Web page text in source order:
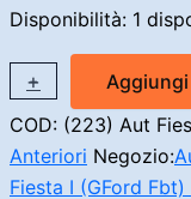
Disponibilità: 1
-
Paraurti
anteriore
Ford
Fiesta
Mk1
quantità
+
COD: (223) Aut
Anteriori Negozio:
Fiesta I (GFord